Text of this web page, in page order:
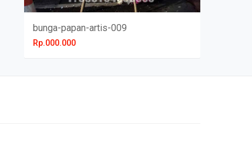
bunga-papan-artis-009
Rp.000.000